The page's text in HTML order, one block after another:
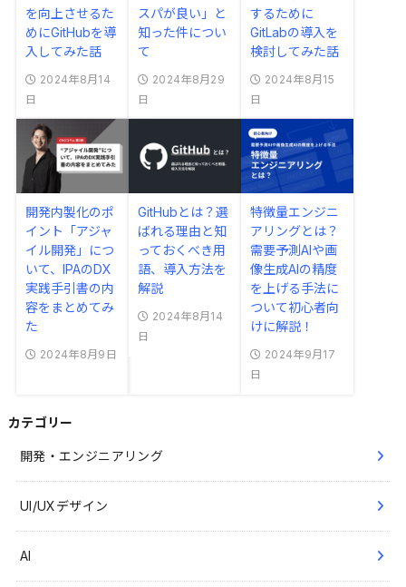
を向上させるた
めにGitHubを導
入してみた話
2024年8月14
日
スパが良い」と
知った件につい
て
2024年8月29
日
するために
GitLabの導入を
検討してみた話
2024年8月15
日
開発内製化のポ
イント「アジャ
イル開発」につ
いて、IPAのDX
実践手引書の内
容をまとめてみ
た
2024年8月9日
GitHubとは？選
ばれる理由と知
っておくべき用
語、導入方法を
解説
2024年8月14
日
特徴量エンジニ
アリングとは？
需要予測AIや画
像生成AIの精度
を上げる手法に
ついて初心者向
けに解説！
2024年9月17
日
カテゴリー
開発・エンジニアリング
UI/UXデザイン
AI